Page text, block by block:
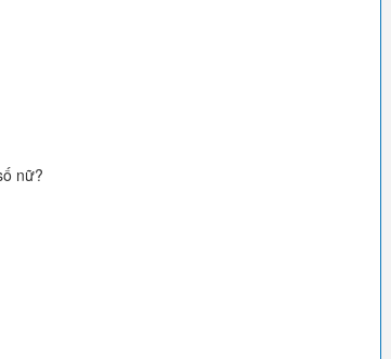
nữ?